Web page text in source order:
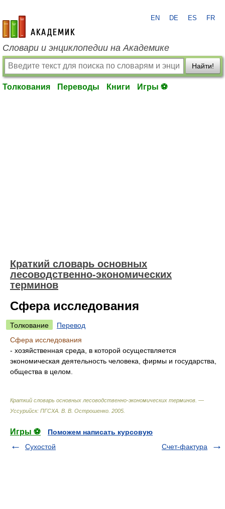
academic.ru
EN DE ES FR
Словари и энциклопедии на Академике
Найти!
Толкования Переводы Книги Игры ⚽
Краткий словарь основных
лесоводственно-экономических
терминов
Сфера исследования
Толкование
Перевод
Сфера исследования
- хозяйственная среда, в которой осуществляется
экономическая деятельность человека, фирмы и государства,
общества в целом.
Краткий словарь основных лесоводственно-экономических терминов. —
Уссурийск: ПГСХА В. В. Острошенко 2005
Игры ⚽
Поможем написать курсовую
Сухостой
Счет-фактура